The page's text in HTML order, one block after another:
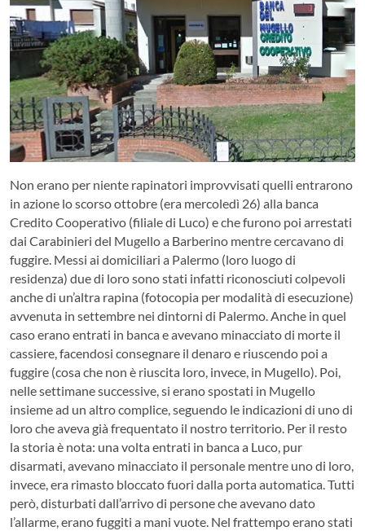
Non erano per niente rapinatori improvvisati quelli entrarono
in azione lo scorso ottobre (era mercoledì 26) alla banca
Credito Cooperativo (filiale di Luco) e che furono poi arrestati
dai Carabinieri del Mugello a Barberino mentre cercavano di
fuggire. Messi ai domiciliari a Palermo (loro luogo di
residenza) due di loro sono stati infatti riconosciuti colpevoli
anche di un’altra rapina (fotocopia per modalità di esecuzione)
avvenuta in settembre nei dintorni di Palermo.Anche in quel
caso erano entrati in banca e avevano minacciato di morte il
cassiere, facendosi consegnare il denaro e riuscendo poi a
fuggire (cosa che non è riuscita loro, invece, in Mugello). Poi,
nelle settimane successive, si erano spostati in Mugello
insieme ad un altro complice, seguendo le indicazioni di uno di
loro che aveva già frequentato il nostro territorio. Per il resto
la storia è nota: una volta entrati in banca a Luco, pur
disarmati, avevano minacciato il personale mentre uno di loro,
invece, era rimasto bloccato fuori dalla porta automatica. Tutti
però, disturbati dall’arrivo di persone che avevano dato
l’allarme, erano fuggiti a mani vuote. Nel frattempo erano stati